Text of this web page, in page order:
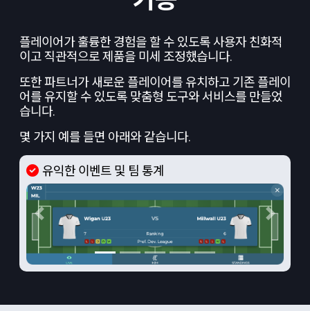
플레이어가 훌륭한 경험을 할 수 있도록 사용자 친화적
이고 직관적으로 제품을 미세 조정했습니다.
또한 파트너가 새로운 플레이어를 유치하고 기존 플레이
어를 유지할 수 있도록 맞춤형 도구와 서비스를 만들었
습니다.
몇 가지 예를 들면 아래와 같습니다.
유익한 이벤트 및 팀 통계
Previous Next